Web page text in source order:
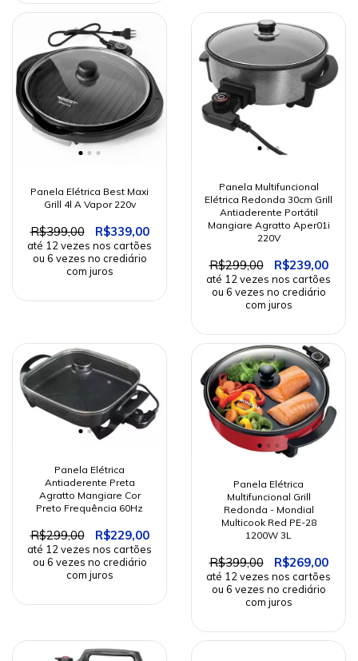
Panela Elétrica Best Maxi
Grill 4l A Vapor 220v
R$399,00 R$339,00
Panela Multifuncional
Elétrica Redonda 30cm Grill
Antiaderente Portátil
Mangiare Agratto Aper01i
220V
R$299,00 R$239,00
Panela Elétrica
Antiaderente Preta
Agratto Mangiare Cor
Preto Frequência 60Hz
R$299,00 R$229,00
Panela Elétrica
Multifuncional Grill
Redonda - Mondial
Multicook Red PE-28
1200W 3L
R$399,00 R$269,00